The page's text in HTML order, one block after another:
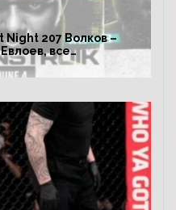
Night 207 Волков –
все
ЮФС ФН 207